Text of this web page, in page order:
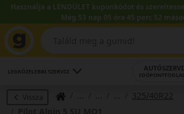
Használja a LENDÜLET kuponkódot és
Még 53 nap 05 óra 45 perc 51
LEGKÖZELEBBI SZERVIZ
Vissza
325/40R22